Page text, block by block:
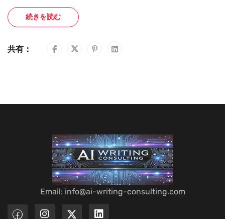
続きを読む
共有：
Email: info@ai-writing-consulting.com